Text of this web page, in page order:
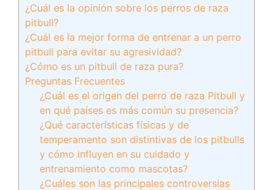
¿Cuál es la opinión sobre los perros de raza
pitbull?
¿Cuál es la mejor forma de entrenar a un perro
pitbull para evitar su agresividad?
¿Cómo es un pitbull de raza pura?
Preguntas Frecuentes
¿Cuál es el origen del perro de raza Pitbull y
en qué países es más común su presencia?
¿Qué características físicas y de
temperamento son distintivas de los pitbulls
y cómo influyen en su cuidado y
entrenamiento como mascotas?
¿Cuáles son las principales controversias